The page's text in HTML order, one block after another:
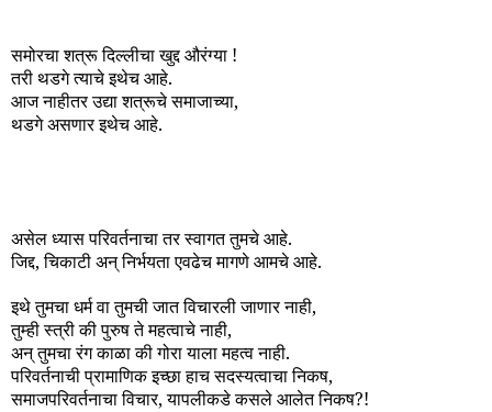
समोरचा शत्रू दिल्लीचा खुद्द औरंग्या !
तरी थडगे त्याचे इथेच आहे.
आज नाहीतर उद्या शत्रूचे समाजाच्या,
थडगे असणार इथेच आहे.
असेल ध्यास परिवर्तनाचा तर स्वागत तुमचे आहे.
जिद्द, चिकाटी अन् निर्भयता एवढेच मागणे आमचे आहे.
इथे तुमचा धर्म वा तुमची जात विचारली जाणार नाही,
तुम्ही स्त्री की पुरुष ते महत्वाचे नाही,
अन् तुमचा रंग काळा की गोरा याला महत्व नाही.
परिवर्तनाची प्रामाणिक इच्छा हाच सदस्यत्वाचा निकष,
समाजपरिवर्तनाचा विचार, यापलीकडे कसले आलेत निकष?!